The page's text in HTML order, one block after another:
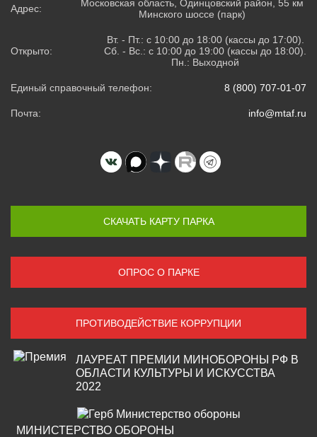
Адрес:
Московская область, Одинцовский район, 55 км
Минского шоссе (парк)
Открыто:
Вт. - Пт.: с 10:00 до 18:00 (кассы до 17:00).
Сб. - Вс.: с 10:00 до 19:00 (кассы до 18:00).
Пн.: Выходной
Единый справочный телефон: 8 (800) 707-01-07
Почта: info@mtaf.ru
СКАЧАТЬ КАРТУ ПАРКА
ОПРОС О ПАРКЕ
ПРОТИВОДЕЙСТВИЕ КОРРУПЦИИ
ЛАУРЕАТ ПРЕМИИ МИНОБОРОНЫ РФ В
ОБЛАСТИ КУЛЬТУРЫ И ИСКУССТВА
2022
МИНИСТЕРСТВО ОБОРОНЫ